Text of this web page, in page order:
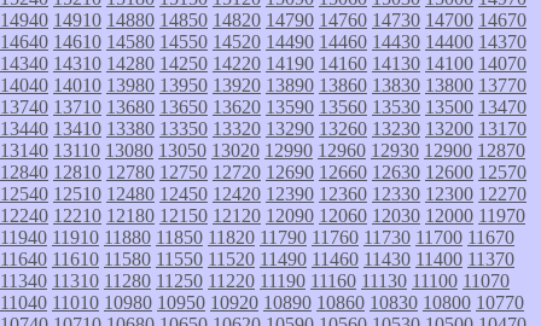
14940 14910 14880 14850 14820 14790 14760 14730 14700 14670
14640 14610 14580 14550 14520 14490 14460 14430 14400 14370
14340 14310 14280 14250 14220 14190 14160 14130 14100 14070
14040 14010 13980 13950 13920 13890 13860 13830 13800 13770
13740 13710 13680 13650 13620 13590 13560 13530 13500 13470
13440 13410 13380 13350 13320 13290 13260 13230 13200 13170
13140 13110 13080 13050 13020 12990 12960 12930 12900 12870
12840 12810 12780 12750 12720 12690 12660 12630 12600 12570
12540 12510 12480 12450 12420 12390 12360 12330 12300 12270
12240 12210 12180 12150 12120 12090 12060 12030 12000 11970
11940 11910 11880 11850 11820 11790 11760 11730 11700 11670
11640 11610 11580 11550 11520 11490 11460 11430 11400 11370
11340 11310 11280 11250 11220 11190 11160 11130 11100 11070
11040 11010 10980 10950 10920 10890 10860 10830 10800 10770